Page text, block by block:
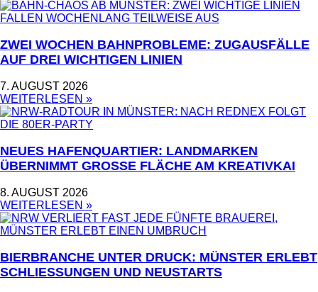
ZWEI WOCHEN BAHNPROBLEME: ZUGAUSFÄLLE
AUF DREI WICHTIGEN LINIEN
7. AUGUST 2026
WEITERLESEN »
NEUES HAFENQUARTIER: LANDMARKEN
ÜBERNIMMT GROSSE FLÄCHE AM KREATIVKAI
8. AUGUST 2026
WEITERLESEN »
BIERBRANCHE UNTER DRUCK: MÜNSTER ERLEBT
SCHLIESSUNGEN UND NEUSTARTS